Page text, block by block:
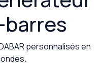
personnalisés en